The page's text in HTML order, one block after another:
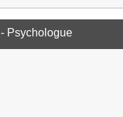
- Psychologue